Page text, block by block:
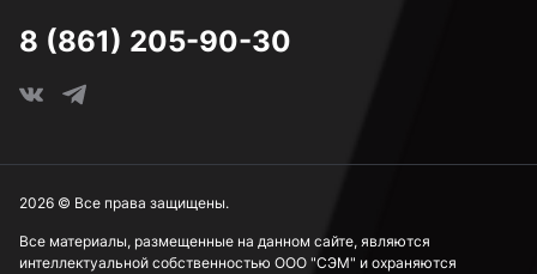
8 (861) 205-90-30
Все материалы, размещенные на данном сайте, являются
интеллектуальной собственностью ООО "СЭМ" и охраняются
2026 © Все права защищены.